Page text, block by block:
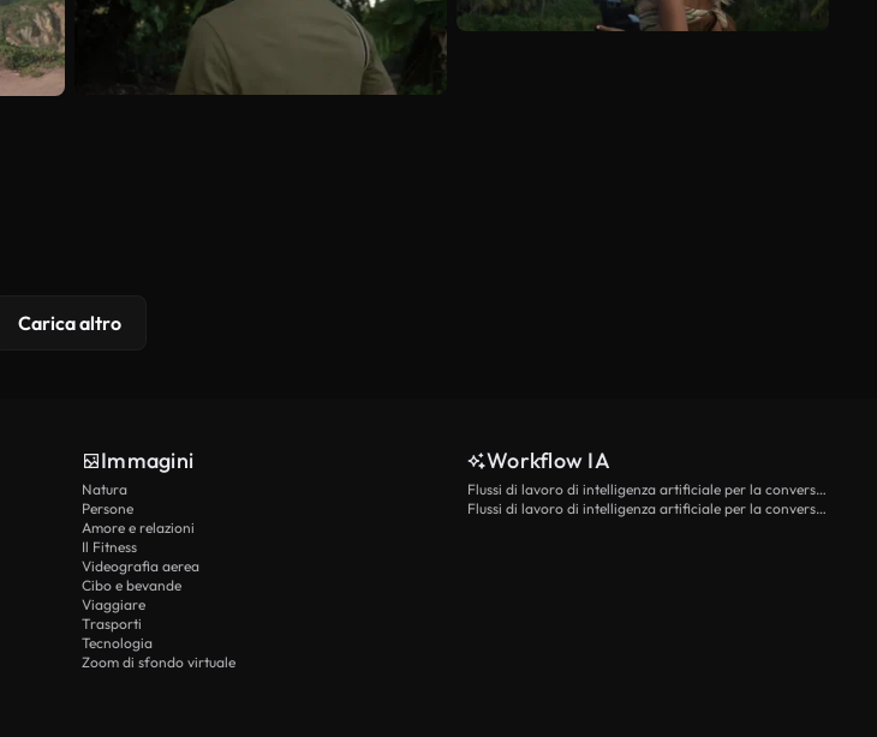
Carica altro
Immagini
Natura
Persone
Amore e relazioni
Il Fitness
Videografia aerea
Cibo e bevande
Viaggiare
Trasporti
Tecnologia
Zoom di sfondo virtuale
Workflow IA
Flussi di lavoro di intelligenza artificiale per la conversione da testo a video
Flussi di lavoro di intelligenza artificiale per la conversione di immagini in video